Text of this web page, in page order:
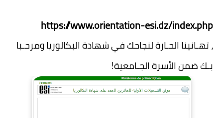
https://www.orientation-esi.dz/index.php
، تهـانينا الحـارة لنجاحك في شهادة البكالوريا ومرحـبا
بـك ضمن الأسرة الجـامعية!